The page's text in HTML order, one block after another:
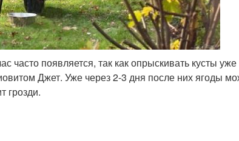
часто появляется, так как опрыскивать кусты
Джет. Уже через 2-3 дня после них ягоды
грозди.